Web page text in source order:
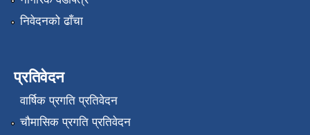
निवेदनको ढाँचा
प्रतिवेदन
वार्षिक प्रगति प्रतिवेदन
चौमासिक प्रगति प्रतिवेदन